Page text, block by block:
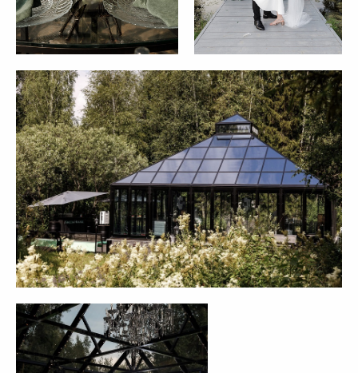
Координатор
Доп. опция:
Трансфер
Show Effect: тяжелый дым и 4 фонтана
Стилист
Фруктовый сбор до 5 кг.
Расширение ассортимента блюд,
напитков и food-станция, доплата +
1 280 рублей/гость. Общий выход: 1 370
гр. и 1 л. безалкогольных напитков
на гостя